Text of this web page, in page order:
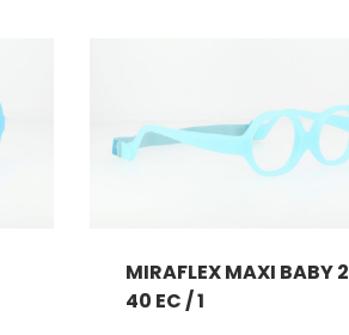
MIRAFLEX MAXI BABY 2
40 EC / 1